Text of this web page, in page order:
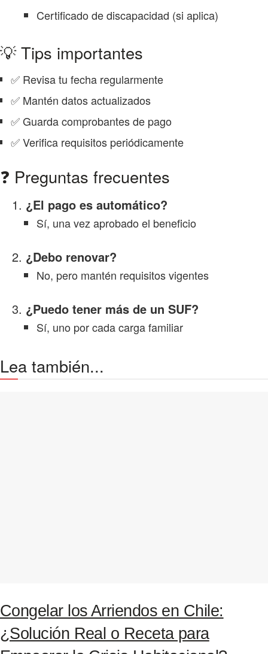
Certificado de discapacidad (si aplica)
💡 Tips importantes
✅ Revisa tu fecha regularmente
✅ Mantén datos actualizados
✅ Guarda comprobantes de pago
✅ Verifica requisitos periódicamente
❓ Preguntas frecuentes
¿El pago es automático?
Sí, una vez aprobado el beneficio
¿Debo renovar?
No, pero mantén requisitos vigentes
¿Puedo tener más de un SUF?
Sí, uno por cada carga familiar
Lea también...
Congelar los Arriendos en Chile:
¿Solución Real o Receta para